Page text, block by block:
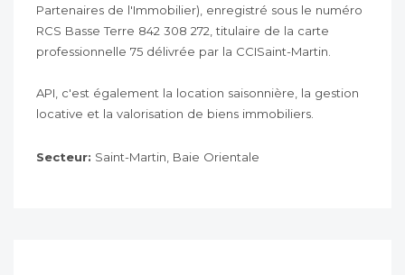
Partenaires de l'Immobilier), enregistré sous le numéro
RCS Basse Terre 842 308 272, titulaire de la carte
professionnelle 75 délivrée par la CCISaint-Martin.
API, c'est également la location saisonnière, la gestion
locative et la valorisation de biens immobiliers.
Secteur: Saint-Martin, Baie Orientale